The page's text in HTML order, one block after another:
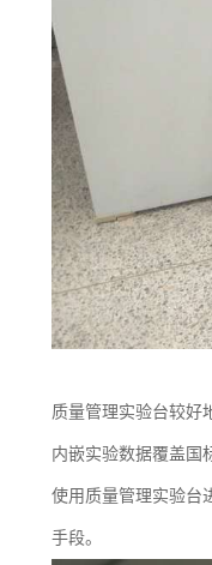
质量管理实验台较好
内嵌实验数据覆盖国
使用质量管理实验台
手段。